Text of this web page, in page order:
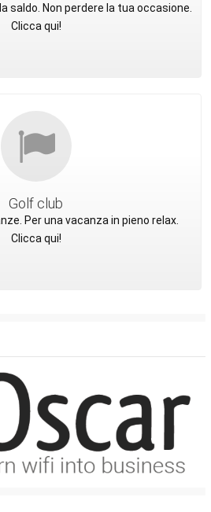
saldo. Non perdere la tua occasione.
Clicca qui!
Golf club
Per una vacanza in pieno relax.
Clicca qui!